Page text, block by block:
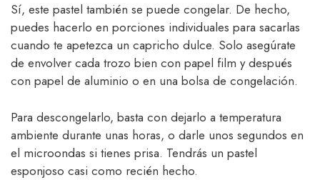
Sí, este pastel también se puede congelar. De hecho,
puedes hacerlo en porciones individuales para sacarlas
cuando te apetezca un capricho dulce. Solo asegúrate
de envolver cada trozo bien con papel film y después
con papel de aluminio o en una bolsa de congelación.
Para descongelarlo, basta con dejarlo a temperatura
ambiente durante unas horas, o darle unos segundos en
el microondas si tienes prisa. Tendrás un pastel
esponjoso casi como recién hecho.